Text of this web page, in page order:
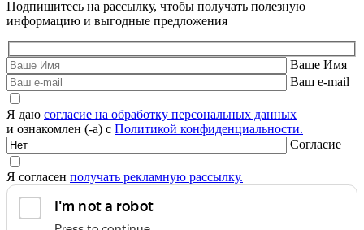
Подпишитесь на рассылку, чтобы получать полезную
информацию и выгодные предложения
Ваше Имя
Ваш e-mail
Я даю согласие на обработку персональных данных
и ознакомлен (-а) с Политикой конфиденциальности.
Согласие
Я согласен получать рекламную рассылку.